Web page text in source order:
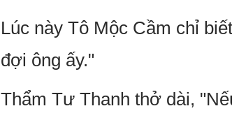
Lúc này Tô Mộc Cầm chỉ
đợi ông ấy."
Thẩm Tư Thanh thở dài,